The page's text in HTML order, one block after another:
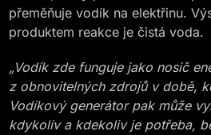
přeměňuje vodík na elektřinu.
produktem reakce je čistá voda.
„Vodík zde funguje jako nosič
z obnovitelných zdrojů v době,
Vodíkový generátor pak může
kdykoliv a kdekoliv je potřeba,